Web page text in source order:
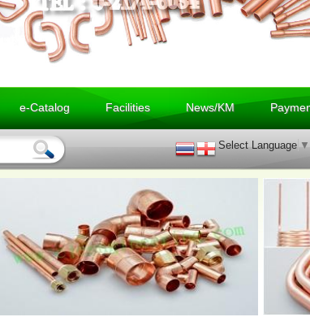
e-Catalog Facilities News/KM
Select Language ▼